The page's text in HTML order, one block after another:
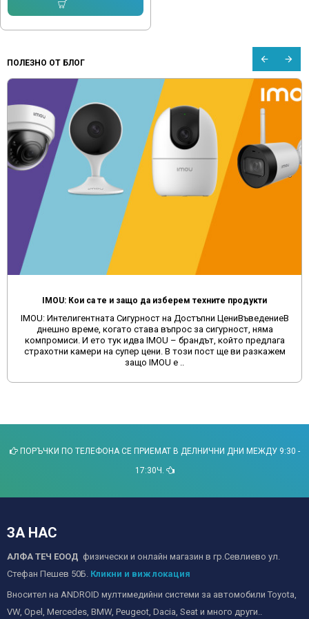
ПОЛЕЗНО ОТ БЛОГ
IMOU: Кои са те и защо да изберем техните продукти
IMOU: Интелигентната Сигурност на Достъпни ЦениВъведениеВ
днешно време, когато става въпрос за сигурност, няма
компромиси. И ето тук идва IMOU – брандът, който предлага
страхотни камери на супер цени. В този пост ще ви разкажем
защо IMOU е ..
ПОРЪЧКИ ПО ТЕЛЕФОНА СЕ ПРИЕМАТ В ДЕЛНИЧНИ ДНИ МЕЖДУ 9:30 -
17:30Ч.
ЗА НАС
АЛФА ТЕЧ ЕООД физически и онлайн магазин в гр.Севлиево ул.
Стефан Пешев 50Б. Кликни и виж локация
Вносител на ANDROID мултимедийни системи за автомобили Toyota,
VW, Opel, Mercedes, BMW, Peugeot, Dacia, Seat и много други..